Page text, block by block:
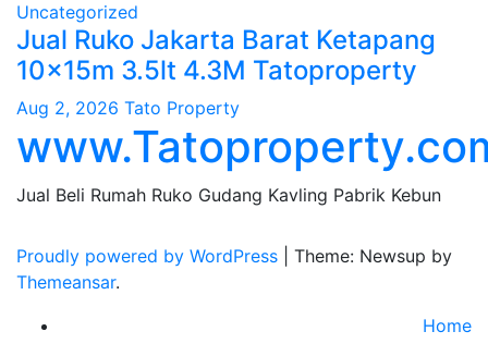
Uncategorized
Jual Ruko Jakarta Barat Ketapang
10x15m 3.5lt 4.3M Tatoproperty
Aug 2, 2026 Tato Property
Jual Beli Rumah Ruko Gudang Kavling Pabrik Kebun
Proudly powered by WordPress
Theme: Newsup by
Themeansar.
Home